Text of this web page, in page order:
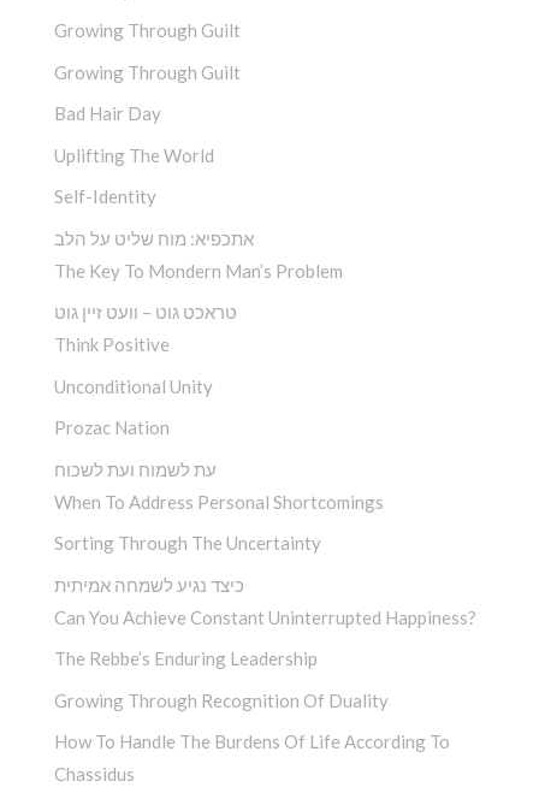
Growing Through Guilt
Growing Through Guilt
Bad Hair Day
Uplifting The World
Self-Identity
אתכפיא: מוח שליט על הלב
The Key To Mondern Man’s Problem
טראכט גוט – וועט זיין גוט
Think Positive
Unconditional Unity
Prozac Nation
עת לשמוח ועת לשכוח
When To Address Personal Shortcomings
Sorting Through The Uncertainty
כיצד נגיע לשמחה אמיתית
Can You Achieve Constant Uninterrupted Happiness?
The Rebbe’s Enduring Leadership
Growing Through Recognition Of Duality
How To Handle The Burdens Of Life According To
Chassidus